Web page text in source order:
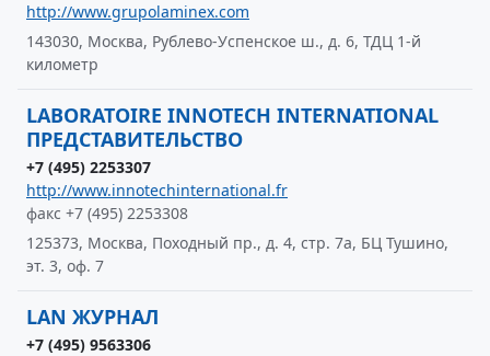
http://www.grupolaminex.com
143030, Москва, Рублево-Успенское ш., д. 6, ТДЦ 1-й
километр
LABORATOIRE INNOTECH INTERNATIONAL
ПРЕДСТАВИТЕЛЬСТВО
+7 (495) 2253307
http://www.innotechinternational.fr
факс +7 (495) 2253308
125373, Москва, Походный пр., д. 4, стр. 7а, БЦ Тушино,
эт. 3, оф. 7
LAN ЖУРНАЛ
+7 (495) 9563306